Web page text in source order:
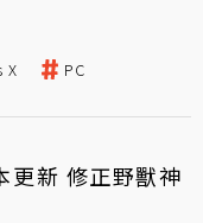
X PC
更新 修正野獸神